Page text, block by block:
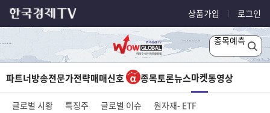
상품가입 로그인
종목예측
파트너방송전문가전략매매신호 종목토론뉴스마켓동영상
글로벌 시황 특징주 글로벌 이슈 원자재- ETF